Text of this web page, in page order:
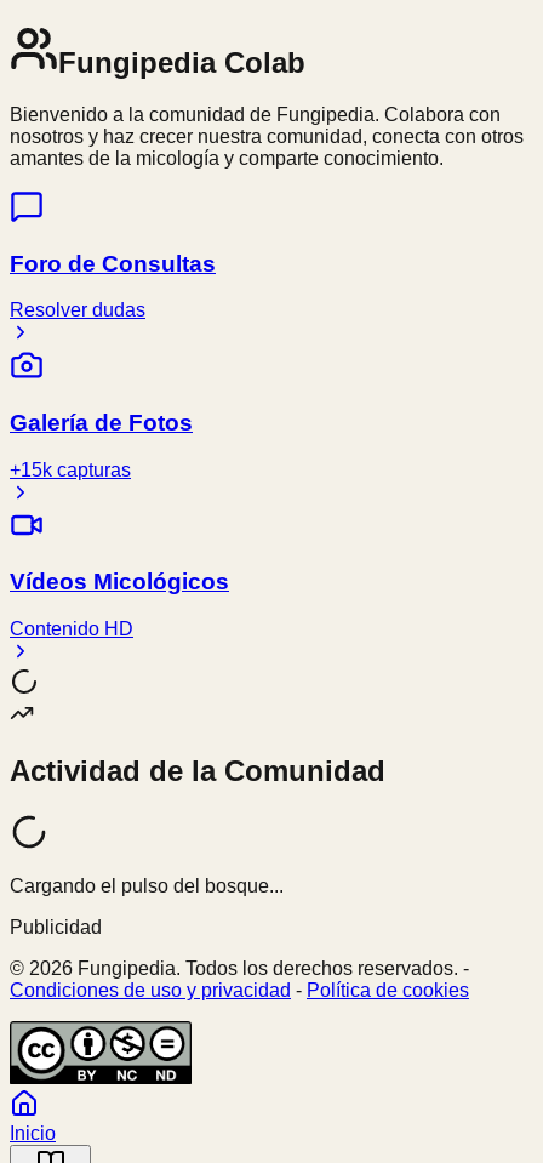
FungipediaColab
Bienvenido a la comunidad de Fungipedia. Colabora con
nosotros y haz crecer nuestra comunidad, conecta con otros
amantes de la micología y comparte conocimiento.
Foro de Consultas
Resolver dudas
Galería de Fotos
+15k capturas
Vídeos Micológicos
Contenido HD
Actividad de la Comunidad
Cargando el pulso del bosque...
Publicidad
© 2026 Fungipedia. Todos los derechos reservados. -
Condiciones de uso y privacidad - Política de cookies
Inicio